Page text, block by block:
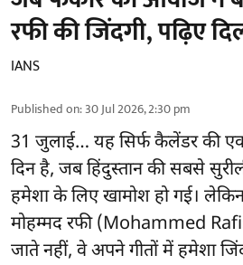
रफी की जिंदगी, पढ़िए
IANS
Published on:30 Jul 2026, 2:30 pm
31 जुलाई… यह सिर्फ कैलेंडर की
दिन है, जब हिंदुस्तान की सबसे
हमेशा के लिए खामोश हो गई।
मोहम्मद रफी (Mohammed
जाते नहीं, वे अपने गीतों में हमेशा